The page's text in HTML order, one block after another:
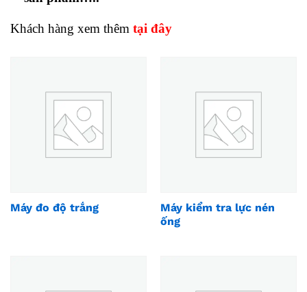
Khách hàng xem thêm tại đây
Máy đo độ trắng
Máy kiểm tra lực nén
ống